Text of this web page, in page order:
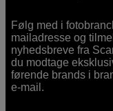
Følg med i
mailadresse og
nyhedsbreve fra
du modtage
førende brands i
e-mail.